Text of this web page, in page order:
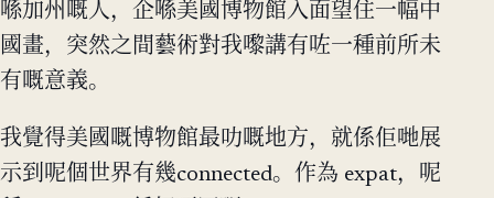
喺加州嘅人，企喺美國博物館入面望住一幅中
國畫，突然之間藝術對我嚟講有咗一種前所未
有嘅意義。
我覺得美國嘅博物館最叻嘅地方，就係佢哋展
示到呢個世界有幾connected。作為 expat，呢